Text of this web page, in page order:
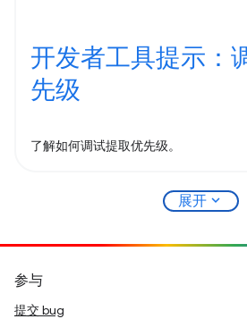
开发者工具提示：
先级
了解如何调试提取优先级。
展开 expand_more
参与
提交 bug